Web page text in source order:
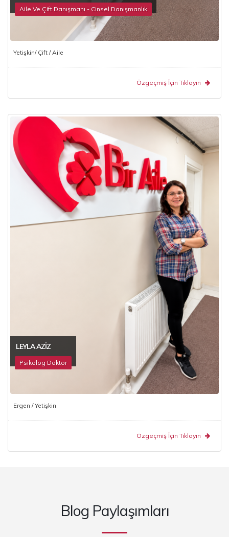
Aile Ve Çift Danışmanı - Cinsel Danışmanlık
Yetişkin/ Çift / Aile
Özgeçmiş İçin Tıklayın
LEYLA AZIZ
Psikolog Doktor
Ergen / Yetişkin
Özgeçmiş İçin Tıklayın
Blog Paylaşımları